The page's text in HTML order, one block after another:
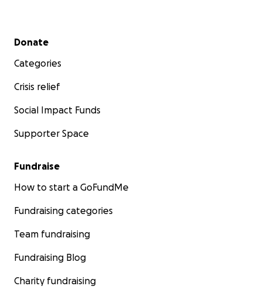
Secondary menu
Donate
Categories
Crisis relief
Social Impact Funds
Supporter Space
Fundraise
How to start a GoFundMe
Fundraising categories
Team fundraising
Fundraising Blog
Charity fundraising